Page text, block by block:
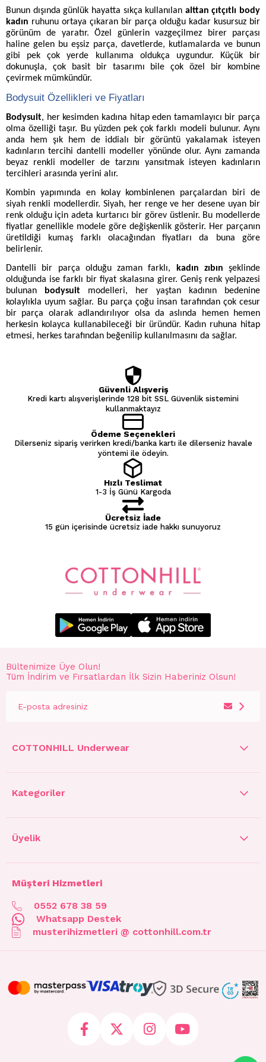
Bunun dışında günlük hayatta sıkça kullanılan alttan çıtçıtlı body
kadın ruhunu ortaya çıkaran bir parça olduğu kadar kusursuz bir
görünüm de yaratır. Özel günlerin vazgeçilmez birer parçası
haline gelen bu eşsiz parça, davetlerde, kutlamalarda ve bunun
gibi pek çok yerde kullanıma oldukça uygundur. Küçük bir
dokunuşla, çok basit bir tasarımı bile çok özel bir kombine
çevirmek mümkündür.
Bodysuit Özellikleri ve Fiyatları
Bodysuit, her kesimden kadına hitap eden tamamlayıcı bir parça
olma özelliği taşır. Bu yüzden pek çok farklı modeli bulunur. Aynı
anda hem şık hem de iddialı bir görüntü yakalamak isteyen
kadınların tercihi dantelli modeller yönünde olur. Aynı zamanda
beyaz renkli modeller de tarzını yansıtmak isteyen kadınların
tercihleri arasında yerini alır.
Kombin yapımında en kolay kombinlenen parçalardan biri de
siyah renkli modellerdir. Siyah, her renge ve her desene uyan bir
renk olduğu için adeta kurtarıcı bir görev üstlenir. Bu modellerde
fiyatlar genellikle modele göre değişkenlik gösterir. Her parçanın
üretildiği kumaş farklı olacağından fiyatları da buna göre
belirlenir.
Dantelli bir parça olduğu zaman farklı,
kadın zıbın şeklinde
olduğunda ise farklı bir fiyat skalasına girer. Geniş renk yelpazesi
bulunan
bodysuit modelleri, her yaştan kadının bedenine
kolaylıkla uyum sağlar. Bu parça çoğu insan tarafından çok cesur
bir parça olarak adlandırılıyor olsa da aslında hemen hemen
herkesin kolayca kullanabileceği bir üründür. Kadın ruhuna hitap
etmesi, herkes tarafından beğenilip kullanılmasını da sağlar.
Güvenli Alışveriş
Kredi kartı alışverişlerinde 128 bit SSL Güvenlik sistemini
kullanmaktayız
Ödeme Seçenekleri
Dilerseniz sipariş verirken kredi/banka kartı ile dilerseniz havale
yöntemi ile ödeyin.
Hızlı Teslimat
1-3 İş Günü Kargoda
Ücretsiz İade
15 gün içerisinde ücretsiz iade hakkı sunuyoruz
Bültenimize Üye Olun!
Tüm İndirim ve Fırsatlardan İlk Sizin Haberiniz Olsun!
COTTONHILL Underwear
Kategoriler
Üyelik
Müşteri Hizmetleri
0552 678 38 59
Whatsapp Destek
musterihizmetleri @ cottonhill.com.tr